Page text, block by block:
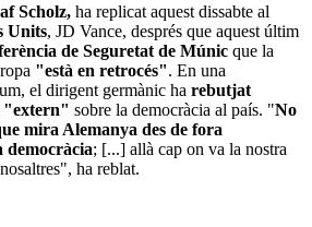
Scholz, ha replicat aquest dissabte al
Units, JD Vance, després que aquest últim
de Seguretat de Múnic que la
"està en retrocés". En una
el dirigent germànic ha rebutjat
"extern" sobre la democràcia al país. "No
mira Alemanya des de fora
democràcia; [...] allà cap on va la nostra
ha reblat.